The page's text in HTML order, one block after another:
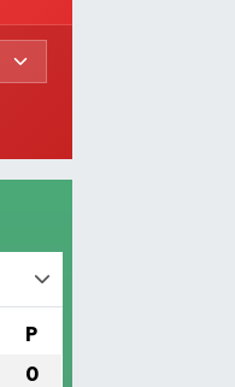
P
0